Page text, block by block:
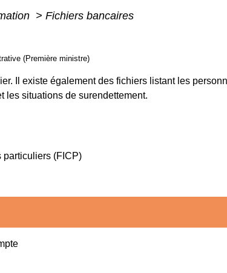
> Fichiers bancaires
(Première ministre)
Il existe également des fichiers listant les
les situations de surendettement.
particuliers (FICP)